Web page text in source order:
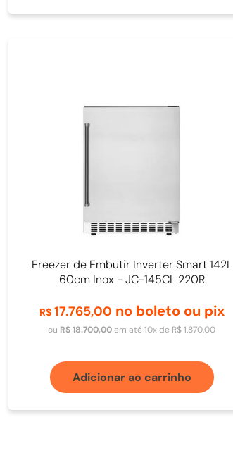
Freezer de Embutir Inverter Smart 142L
60cm Inox - JC-145CL 220R
R$ 17.765,00 no boleto ou pix
ou R$18.700,00em até10x de R$1.870,00
Adicionar ao carrinho